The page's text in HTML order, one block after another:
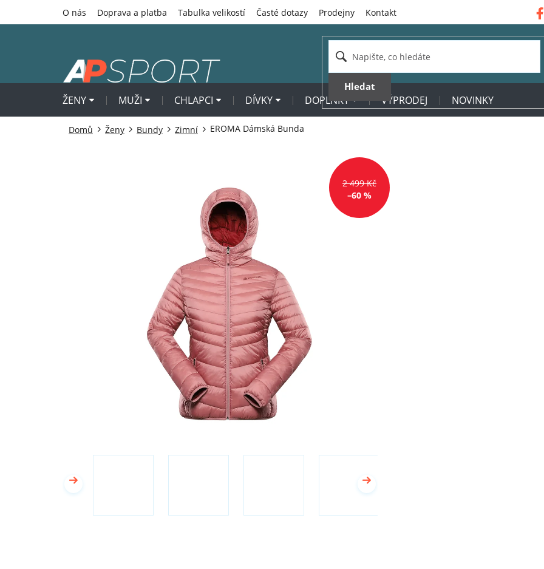
O nás Doprava a platba Tabulka velikostí Časté dotazy Prodejny Kontakt
Hledat
ŽENY MUŽI CHLAPCI DÍVKY DOPLŇKY VÝPRODEJ NOVINKY
Domů Ženy Bundy Zimní EROMA Dámská Bunda
2 499 Kč
–60 %